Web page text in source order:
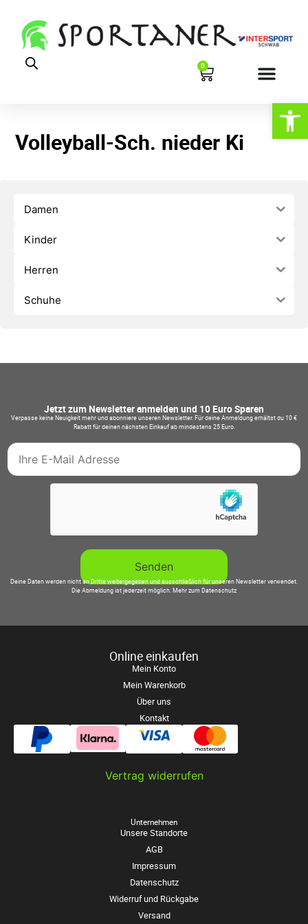
0
Volleyball-Sch. nieder Ki
Damen
Kinder
Herren
Schuhe
Jetzt zum Newsletter anmelden und 10 Euro Sparen
Verpasse keine Neuigkeit mehr und abonniere unseren Newsletter. Für deine Anmeldung erhältst du 10 €
Rabatt für deinen nächsten Einkauf ab mindestens 25 Euro.
Deine Daten werden nicht an Dritte weitergegeben und ausschließlich für unseren Newsletter verwendet.
Die Abmeldung ist jederzeit möglich.Mehr zum Datenschutz
Online einkaufen
Mein Konto
Mein Warenkorb
Über uns
Kontakt
Vertrag widerrufen
Unternehmen
Unsere Standorte
AGB
Impressum
Datenschutz
Widerruf und Rückgabe
Versand